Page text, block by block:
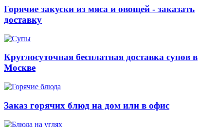
Горячие закуски из мяса и овощей - заказать
доставку
Круглосуточная бесплатная доставка супов в
Москве
Заказ горячих блюд на дом или в офис